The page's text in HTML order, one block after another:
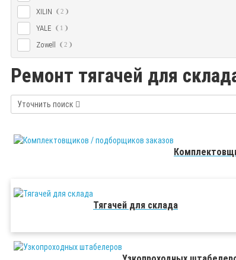
XILIN 2
YALE 1
Zowell 2
Ремонт тягачей для
Уточнить поиск
Тягачей для склада